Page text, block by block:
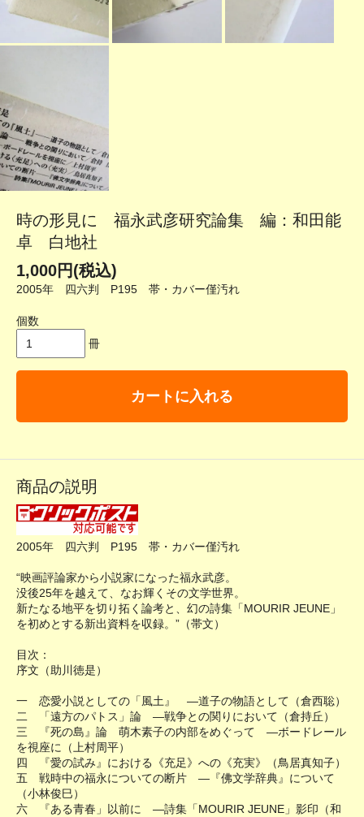
時の形見に 福永武彦研究論集 編：和田能
卓 白地社
1,000円(税込)
2005年 四六判 P195 帯・カバー僅汚れ
個数
冊
カートに入れる
商品の説明
2005年 四六判 P195 帯・カバー僅汚れ
“映画評論家から小説家になった福永武彦。
没後25年を越えて、なお輝くその文学世界。
新たなる地平を切り拓く論考と、幻の詩集「MOURIR JEUNE」
を初めとする新出資料を収録。”（帯文）
目次：
序文（助川徳是）
一 恋愛小説としての「風土』 ―道子の物語として（倉西聡）
二 「遠方のパトス」論 ―戦争との関りにおいて（倉持丘）
三 『死の島』論 萌木素子の内部をめぐって ―ボードレール
を視座に（上村周平）
四 『愛の試み』における《充足》への《充実》（鳥居真知子）
五 戦時中の福永についての断片 ―『佛文学辞典』について
（小林俊巳）
六 『ある青春」以前に ―詩集「MOURIR JEUNE」影印（和